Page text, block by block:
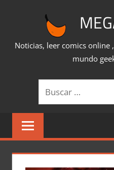
Noticias, leer comics online
mundo
Buscar: